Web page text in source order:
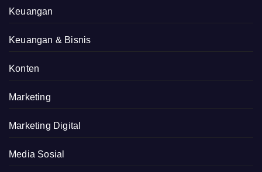
Keuangan
Keuangan & Bisnis
Konten
Marketing
Marketing Digital
Media Sosial